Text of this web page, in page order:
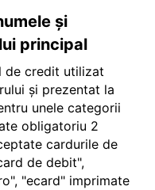
și
principal
de credit utilizat
și prezentat la
unele categorii
obligatoriu 2
cardurile de
de debit",
"ecard" imprimate